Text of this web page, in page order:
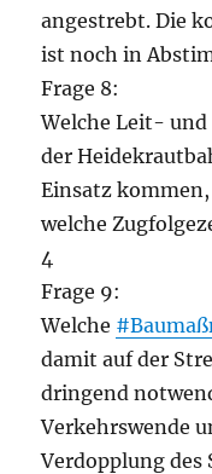
angestrebt. Die
ist noch in
Frage 8:
Welche Leit-
der
Einsatz
welche
4
Frage 9:
Welche
damit auf der
dringend
Verkehrswende
Verdopplung des